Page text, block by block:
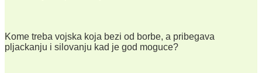
Kome treba vojska koja bezi od borbe, a pribegava
pljackanju i silovanju kad je god moguce?